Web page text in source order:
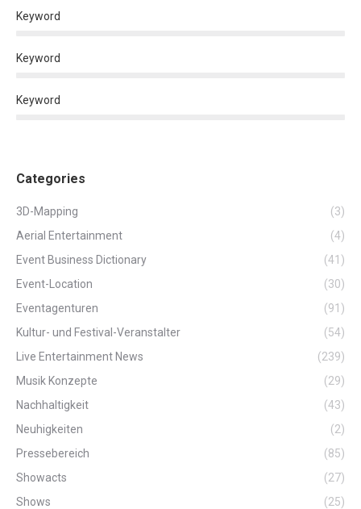
Keyword
Keyword
Keyword
Categories
3D-Mapping
(3)
Aerial Entertainment
(4)
Event Business Dictionary
(41)
Event-Location
(30)
Eventagenturen
(91)
Kultur- und Festival-Veranstalter
(54)
Live Entertainment News
(239)
Musik Konzepte
(29)
Nachhaltigkeit
(43)
Neuhigkeiten
(2)
Pressebereich
(85)
Showacts
(27)
Shows
(25)